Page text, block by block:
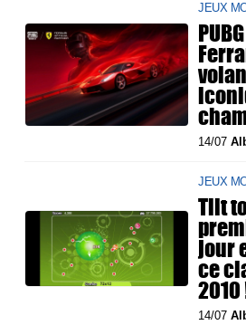
JEUX
14/07
JEUX
Tilt
jour
ce
2010
14/07